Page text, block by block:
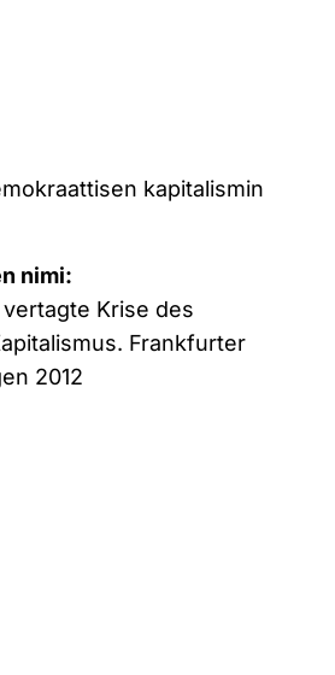
kapitalismin
nimi:
Krise des
Frankfurter
2012